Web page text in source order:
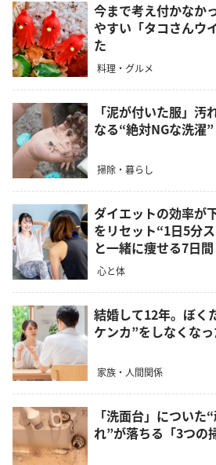
今まで考え付かなか
やすい「タコさんウ
た
料理・グルメ
「泥が付いた服」汚
なる“絶対NGな洗濯
掃除・暮らし
ダイエットの効率が
をリセット“1日5分
と一緒に痩せる7日間
心と体
結婚して12年。ぼく
ケンカ”をしなくな
家族・人間関係
「洗面台」につい
れ”が落ちる「3つの